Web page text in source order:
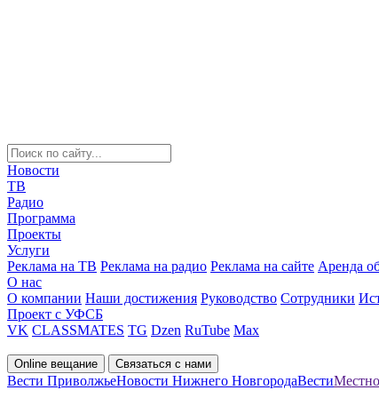
Новости
ТВ
Радио
Программа
Проекты
Услуги
Реклама на ТВ Реклама на радио Реклама на сайте Аренда
О нас
О компании Наши достижения Руководство Сотрудники
Проект с УФСБ
VK CLASSMATES TG Dzen RuTube Max
Online вещание Связаться с нами
Вести ПриволжьеНовости Нижнего НовгородаВести